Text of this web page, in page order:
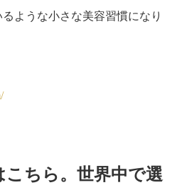
ような小さな美容習慣になり
ちら。世界中で選